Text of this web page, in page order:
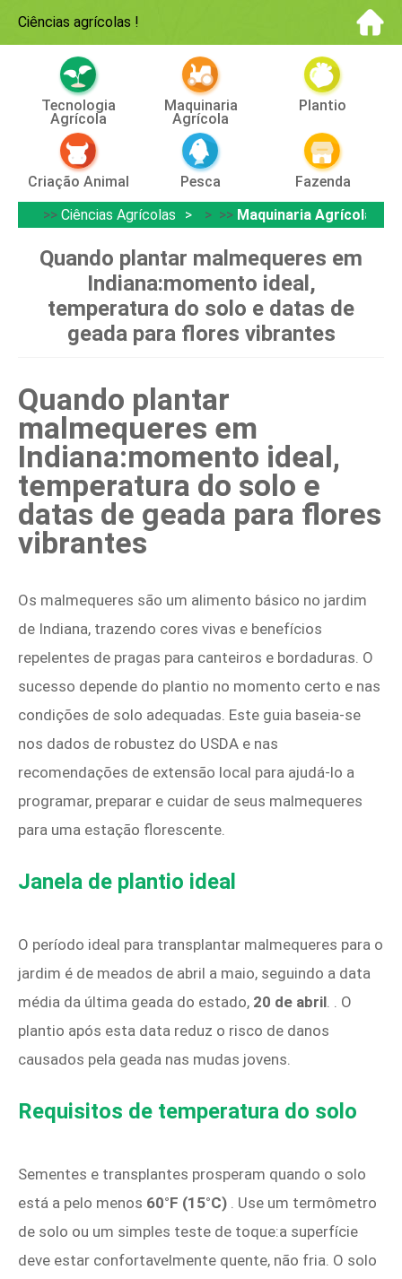
Ciências agrícolas !
Tecnologia
Agrícola
Maquinaria
Agrícola
Plantio
Criação Animal Pesca
Fazenda
>> Ciências Agrícolas > >> Maquinaria Agrícola
Quando plantar malmequeres em
Indiana:momento ideal,
temperatura do solo e datas de
geada para flores vibrantes
Quando plantar
malmequeres em
Indiana:momento ideal,
temperatura do solo e
datas de geada para flores
vibrantes
Os malmequeres são um alimento básico no jardim
de Indiana, trazendo cores vivas e benefícios
repelentes de pragas para canteiros e bordaduras. O
sucesso depende do plantio no momento certo e nas
condições de solo adequadas. Este guia baseia-se
nos dados de robustez do USDA e nas
recomendações de extensão local para ajudá-lo a
programar, preparar e cuidar de seus malmequeres
para uma estação florescente.
Janela de plantio ideal
O período ideal para transplantar malmequeres para o
jardim é de meados de abril a maio, seguindo a data
média da última geada do estado, 20 de abril. . O
plantio após esta data reduz o risco de danos
causados ​​​​pela geada nas mudas jovens.
Requisitos de temperatura do solo
Sementes e transplantes prosperam quando o solo
está a pelo menos 60°F (15°C) . Use um termômetro
de solo ou um simples teste de toque:a superfície
deve estar confortavelmente quente, não fria. O solo